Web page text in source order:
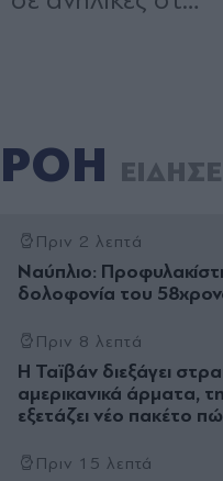
ΡΟΗ
Πριν 2 λεπτά
Ναύπλιο:
δολοφονία του
Πριν 8 λεπτά
Η Ταϊβάν διεξάγει
αμερικανικά άρματα,
εξετάζει νέο πακέτο
Πριν 15 λεπτά